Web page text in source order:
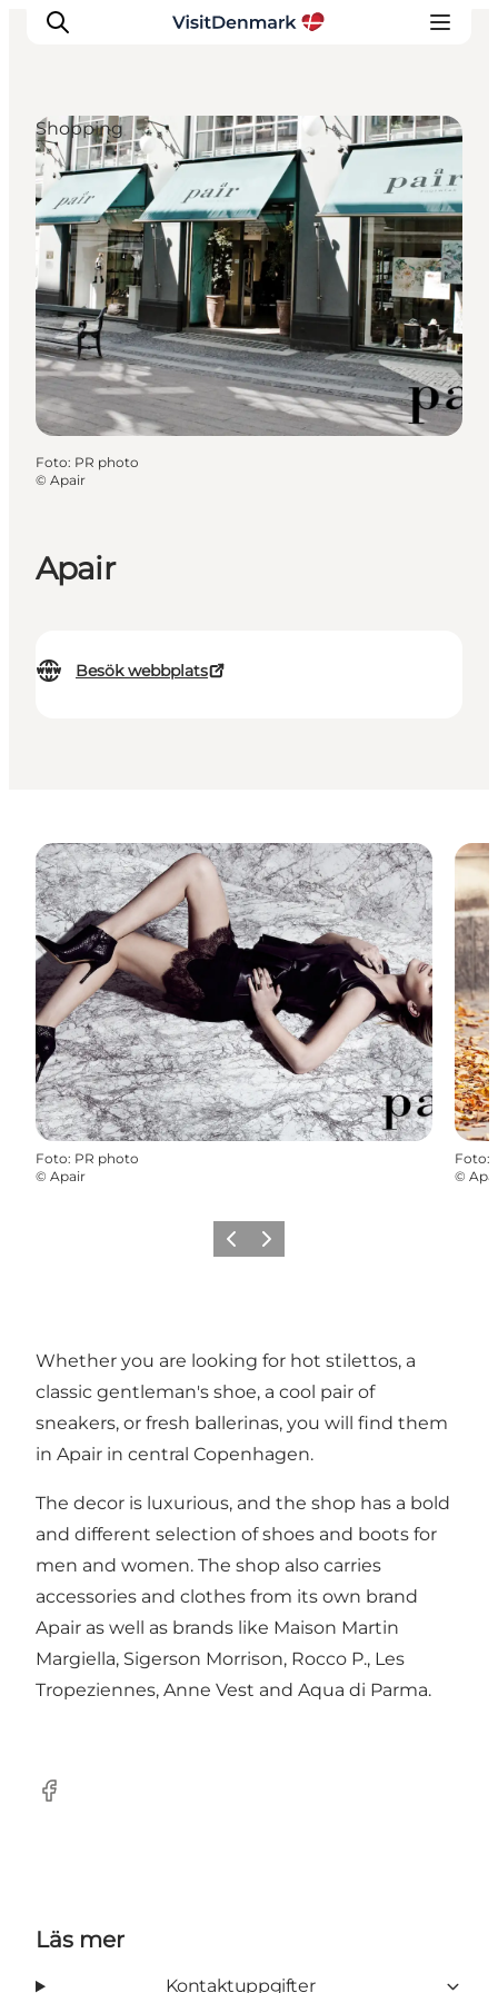
Inspiration
Resmål
Aktiviteter
Övernatta
Planera resan
Apair
Besök webbplats
Shopping
Foto: PR photo
© Apair
Foto: PR photo
© Apair
Foto:
©
Föregående
Nästa
Whether you are looking for hot stilettos, a
classic gentleman's shoe, a cool pair of
sneakers, or fresh ballerinas, you will find them
in Apair in central Copenhagen.
The decor is luxurious, and the shop has a bold
and different selection of shoes and boots for
men and women. The shop also carries
accessories and clothes from its own brand
Apair as well as brands like Maison Martin
Margiella, Sigerson Morrison, Rocco P., Les
Tropeziennes, Anne Vest and Aqua di Parma.
Facebook
Läs mer
Kontaktuppgifter